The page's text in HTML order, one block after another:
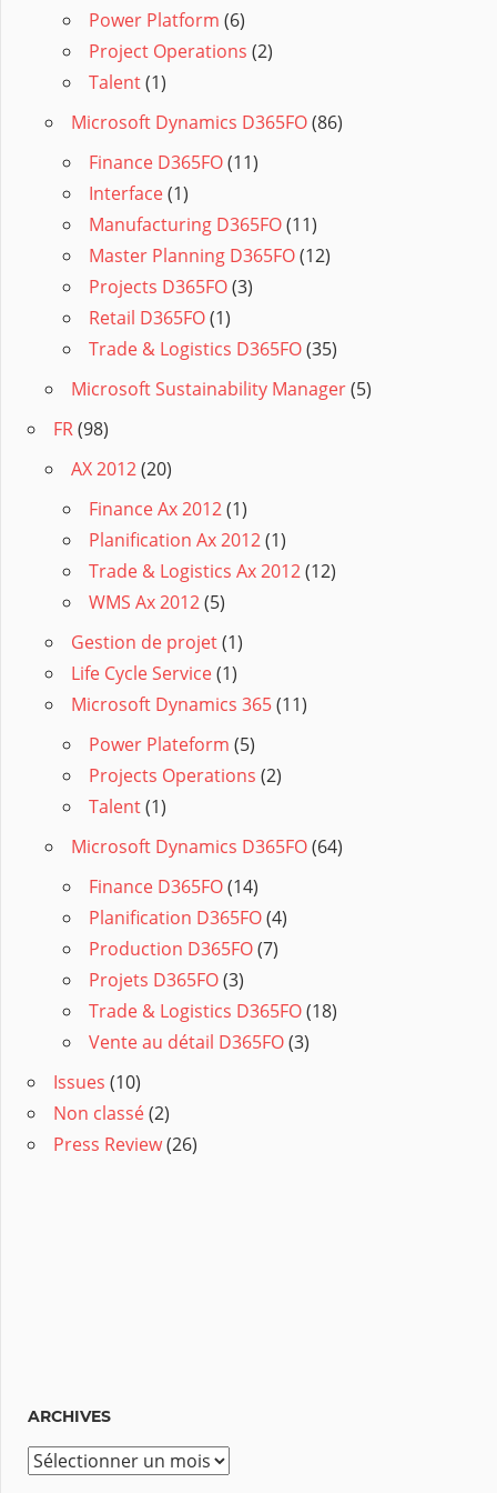
Power Platform (6)
Project Operations (2)
Talent(1)
Microsoft Dynamics D365FO(86)
Finance D365FO(11)
Interface(1)
Manufacturing D365FO(11)
Master Planning D365FO(12)
Projects D365FO(3)
Retail D365FO(1)
Trade & Logistics D365FO(35)
Microsoft Sustainability Manager(5)
FR(98)
AX 2012(20)
Finance Ax 2012(1)
Planification Ax 2012(1)
Trade & Logistics Ax 2012(12)
WMS Ax 2012(5)
Gestion de projet(1)
Life Cycle Service(1)
Microsoft Dynamics 365(11)
Power Plateform (5)
Projects Operations (2)
Talent(1)
Microsoft Dynamics D365FO(64)
Finance D365FO(14)
Planification D365FO(4)
Production D365FO(7)
Projets D365FO(3)
Trade & Logistics D365FO(18)
Vente au détail D365FO(3)
Issues (10)
Non classé(2)
Press Review(26)
ARCHIVES
A